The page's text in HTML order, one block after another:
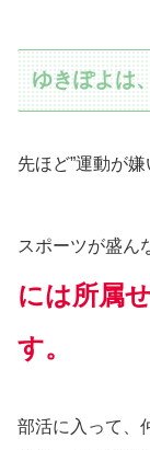
ゆきぽよは
先ほど”運動が嫌
スポーツが盛ん
には所属
す。
部活に入って、